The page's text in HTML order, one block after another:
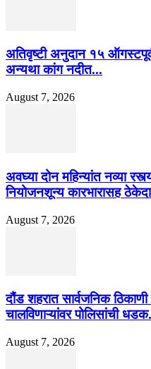
अतिवृष्टी अनुदान १५
अन्यथा कांग नदीत...
August 7, 2026
अवघ्या दोन महिन्यांत नव्या
नियोजनशून्य कारभारासह
August 7, 2026
दौंड शहरात सार्वजनिक
चालविणाऱ्यांवर पोलिसांची
August 7, 2026